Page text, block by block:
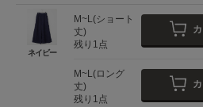
ネイビー
M~L(ショート
丈)
残り1点
M~L(ロング
丈)
残り1点